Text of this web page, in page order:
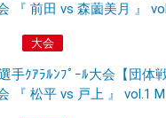
『 前田 vs 森薗美月 』
大会
手ｸｱﾗﾙﾝﾌﾟｰﾙ大会【団
『 松平 vs 戸上 』 vol.1